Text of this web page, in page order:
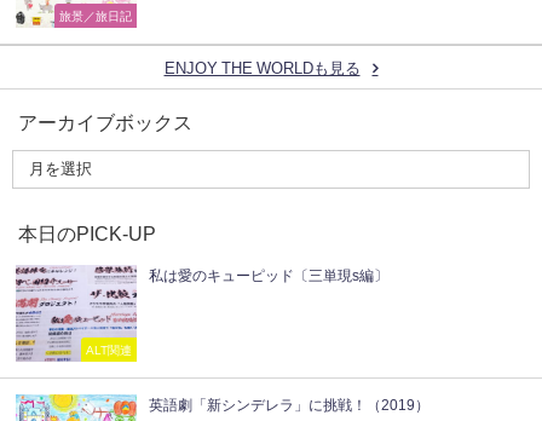
旅景／旅日記
ENJOY THE WORLDも見る
アーカイブボックス
本日のPICK-UP
ALT関連
私は愛のキューピッド〔三単現s編〕
英語劇「新シンデレラ」に挑戦！（2019）